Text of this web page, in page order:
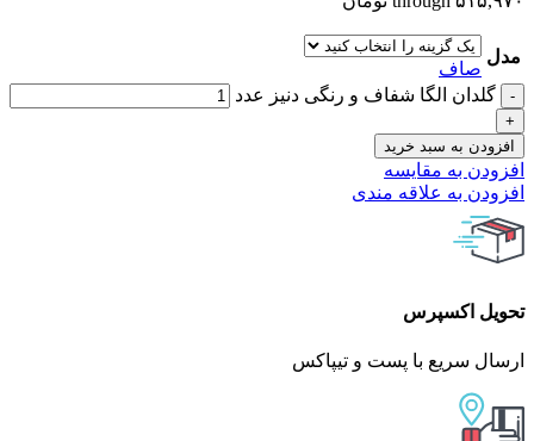
مدل
صاف
گلدان الگا شفاف و رنگی دنیز عدد
افزودن به سبد خرید
افزودن به مقایسه
افزودن به علاقه مندی
تحویل اکسپرس
ارسال سریع با پست و تیپاکس